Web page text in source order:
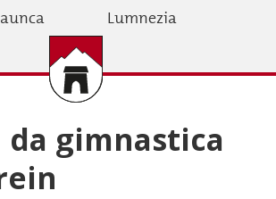
Lumnezia
gimnastica